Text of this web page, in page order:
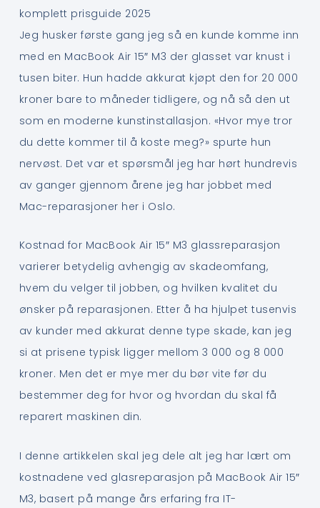
komplett prisguide 2025
Jeg husker første gang jeg så en kunde komme inn
med en MacBook Air 15″ M3 der glasset var knust i
tusen biter. Hun hadde akkurat kjøpt den for 20 000
kroner bare to måneder tidligere, og nå så den ut
som en moderne kunstinstallasjon. «Hvor mye tror
du dette kommer til å koste meg?» spurte hun
nervøst. Det var et spørsmål jeg har hørt hundrevis
av ganger gjennom årene jeg har jobbet med
Mac-reparasjoner her i Oslo.
Kostnad for MacBook Air 15″ M3 glassreparasjon
varierer betydelig avhengig av skadeomfang,
hvem du velger til jobben, og hvilken kvalitet du
ønsker på reparasjonen. Etter å ha hjulpet tusenvis
av kunder med akkurat denne type skade, kan jeg
si at prisene typisk ligger mellom 3 000 og 8 000
kroner. Men det er mye mer du bør vite før du
bestemmer deg for hvor og hvordan du skal få
reparert maskinen din.
I denne artikkelen skal jeg dele alt jeg har lært om
kostnadene ved glasreparasjon på MacBook Air 15″
M3, basert på mange års erfaring fra IT-